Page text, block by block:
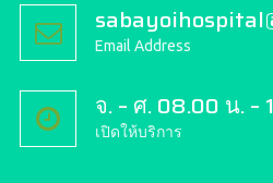
Email Address
จ. – ศ. 08.00 น. –
เปิดให้บริการ